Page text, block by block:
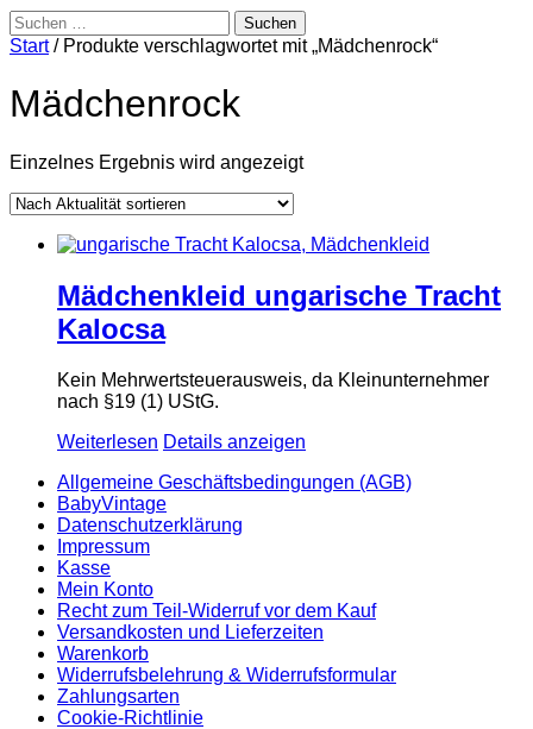
Suchen
nach:
Start/ Produkte verschlagwortet mit „Mädchenrock“
Mädchenrock
Einzelnes Ergebnis wird angezeigt
Mädchenkleid ungarische Tracht
Kalocsa
Kein Mehrwertsteuerausweis, da Kleinunternehmer
nach §19 (1) UStG.
Weiterlesen Details anzeigen
Allgemeine Geschäftsbedingungen (AGB)
BabyVintage
Datenschutzerklärung
Impressum
Kasse
Mein Konto
Recht zum Teil-Widerruf vor dem Kauf
Versandkosten und Lieferzeiten
Warenkorb
Widerrufsbelehrung & Widerrufsformular
Zahlungsarten
Cookie-Richtlinie